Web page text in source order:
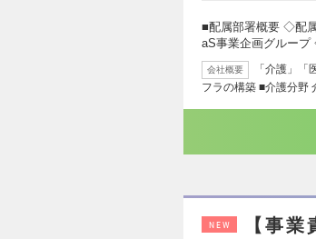
■配属部署概要 ◇配
aS事業企画グルー
会社概要
「介護」
フラの構築 ■介護分野
NEW
【事